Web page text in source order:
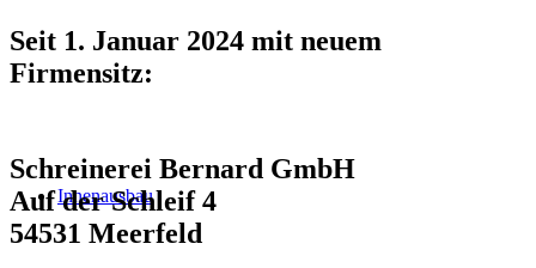
Innenausbau
Seit 1. Januar 2024 mit neuem
Firmensitz:
Schreinerei Bernard GmbH
Auf der Schleif 4
54531 Meerfeld